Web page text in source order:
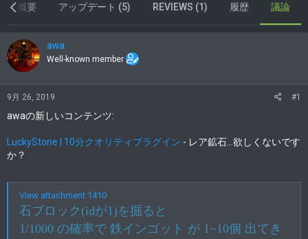
s
a
r
t
e
e
概要 アップデート (5) REVIEWS (1) 履歴 議論
awa
Well-known member
9月 26, 2019 #1
awaの新しいコンテンツ:
LuckyStone | 10分クオリティプラグイン - レア鉱石...欲しくないです
か？
View attachment 1410
石ブロック(idが1)を掘ると
1/1000 の確率で 鉄インゴット が 1~10個 出てき